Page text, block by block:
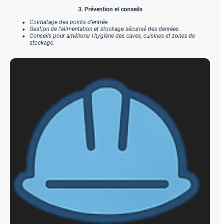
3. Prévention et conseils
Colmatage des points d'entrée.
Gestion de l'alimentation et stockage sécurisé des denrées.
Conseils pour améliorer l'hygiène des caves, cuisines et zones de
stockage.